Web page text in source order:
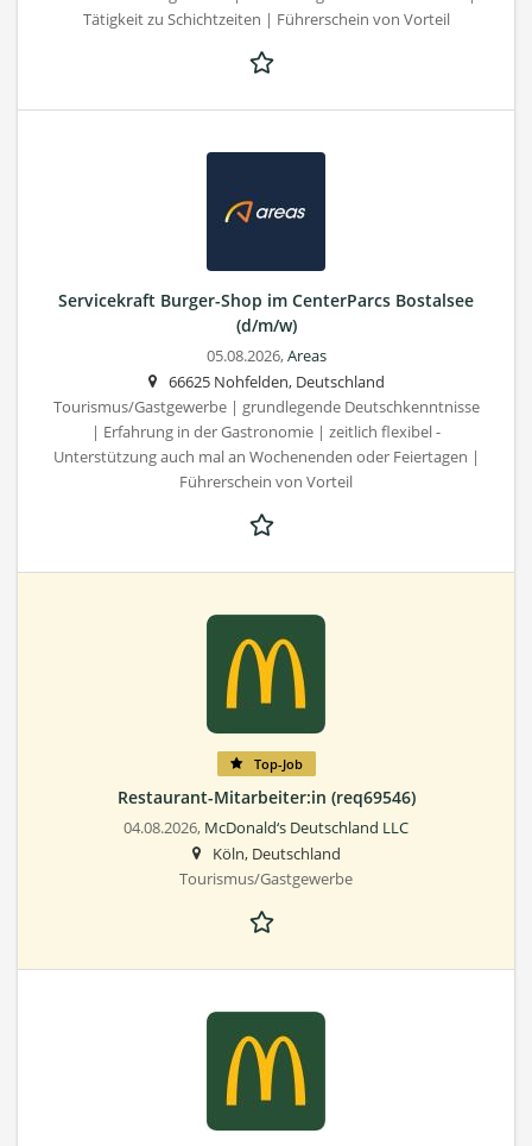
Tätigkeit zu Schichtzeiten | Führerschein von Vorteil
Servicekraft Burger-Shop im CenterParcs Bostalsee
(d/m/w)
05.08.2026,Areas
66625 Nohfelden, Deutschland
Tourismus/Gastgewerbe | grundlegende Deutschkenntnisse
| Erfahrung in der Gastronomie | zeitlich flexibel -
Unterstützung auch mal an Wochenenden oder Feiertagen |
Führerschein von Vorteil
Top-Job
Restaurant-Mitarbeiter:in (req69546)
04.08.2026, McDonald‘s Deutschland LLC
Köln, Deutschland
Tourismus/Gastgewerbe